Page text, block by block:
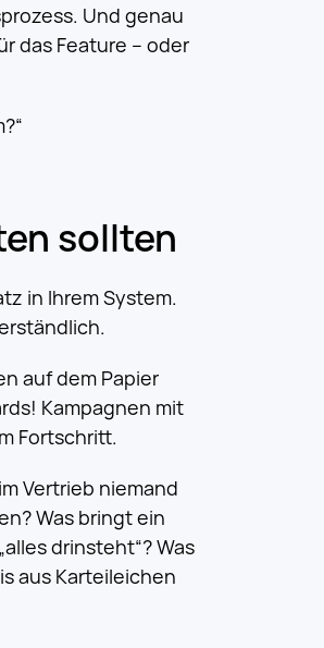
Und genau
das Feature – oder
sollten
in Ihrem System.
auf dem Papier
Kampagnen mit
Fortschritt.
Vertrieb niemand
Was bringt ein
drinsteht“? Was
aus Karteileichen